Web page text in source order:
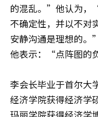
的混乱。”他认为，
不确定性，并以不对
安静沟通是理想的。
他表示：“点阵图的
李会长毕业于首尔大
经济学院获得经济学
玛丽学院获得经济学